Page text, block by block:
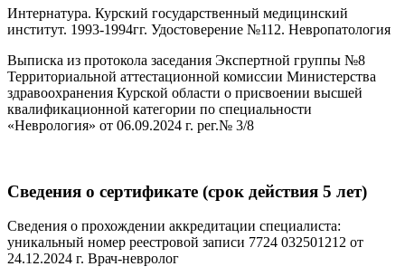
Интернатура. Курский государственный медицинский
институт. 1993-1994гг. Удостоверение №112. Невропатология
Выписка из протокола заседания Экспертной группы №8
Территориальной аттестационной комиссии Министерства
здравоохранения Курской области о присвоении высшей
квалификационной категории по специальности
«Неврология» от 06.09.2024 г. рег.№ 3/8
Сведения о сертификате (срок действия 5 лет)
Сведения о прохождении аккредитации специалиста:
уникальный номер реестровой записи 7724 032501212 от
24.12.2024 г. Врач-невролог